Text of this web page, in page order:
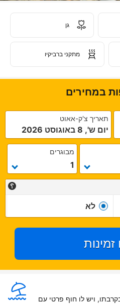
גן
מתקני ברביקיו
במחירים
תאריך צ'ק-אאוט
יום ש', 8 באוגוסט 2026
מבוגרים
לא
זמינות